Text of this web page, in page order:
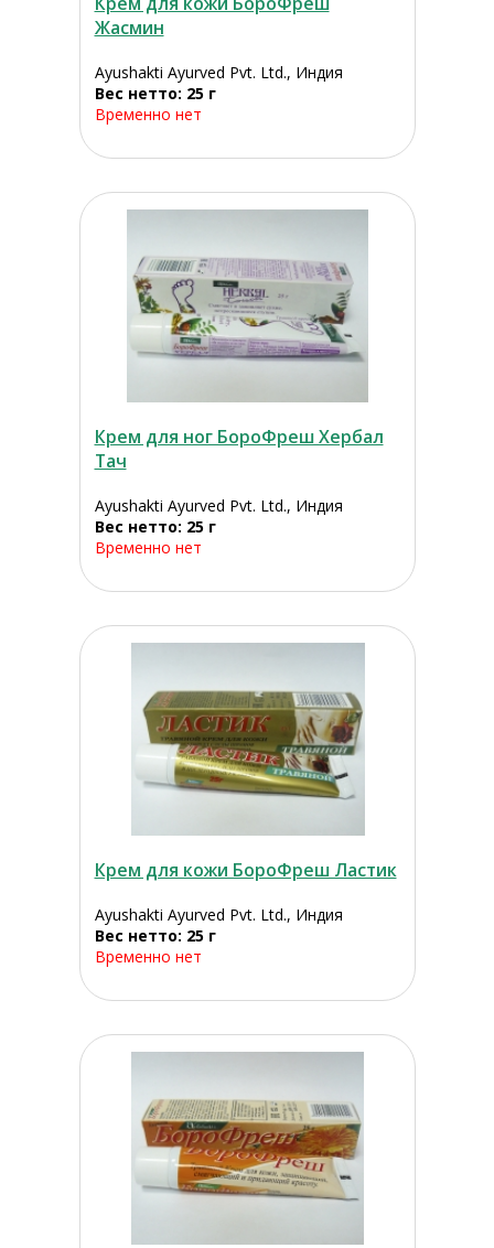
Жасмин
Ayushakti Ayurved Pvt. Ltd., Индия
Вес нетто: 25 г
Временно нет
Крем для ног БороФреш Хербал
Тач
Ayushakti Ayurved Pvt. Ltd., Индия
Вес нетто: 25 г
Временно нет
Крем для кожи БороФреш Ластик
Ayushakti Ayurved Pvt. Ltd., Индия
Вес нетто: 25 г
Временно нет